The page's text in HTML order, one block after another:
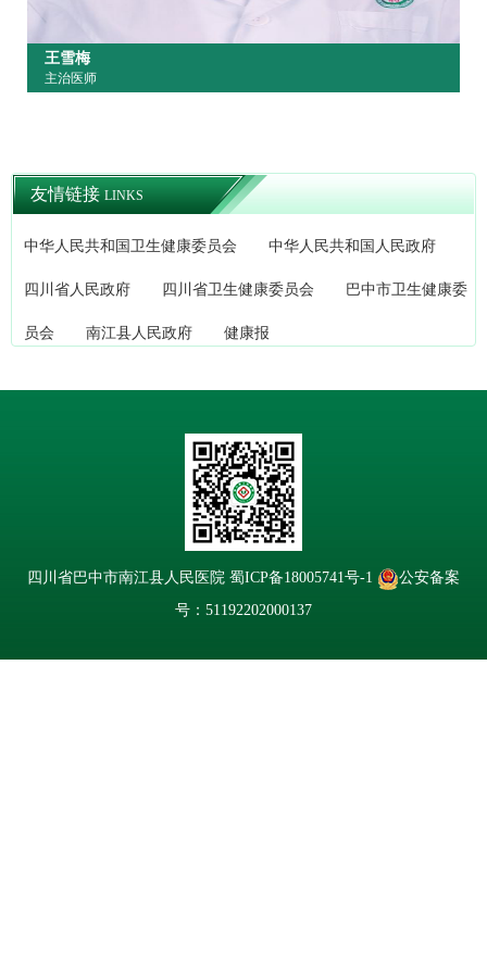
王雪梅
主治医师
友情链接 LINKS
中华人民共和国卫生健康委员会 中华人民共和国人民政府
四川省人民政府 四川省卫生健康委员会 巴中市卫生健康委
员会 南江县人民政府 健康报
四川省巴中市南江县人民医院 蜀ICP备18005741号-1
公安备案
号：51192202000137